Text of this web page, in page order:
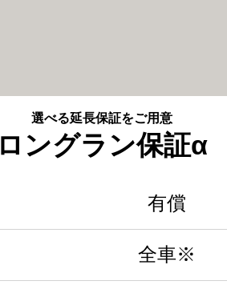
選べる延長保証をご用意
ロングラン保証α
有償
全車※